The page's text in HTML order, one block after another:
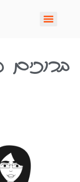
ברוכים